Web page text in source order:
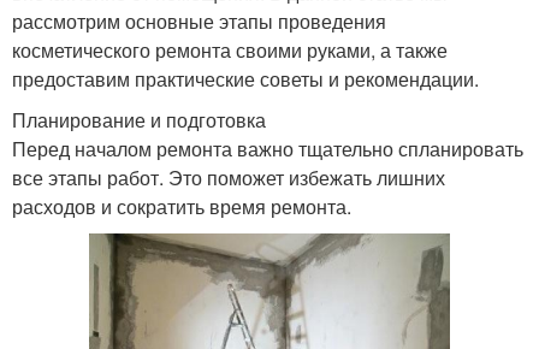
рассмотрим основные этапы проведения
косметического ремонта своими руками, а также
предоставим практические советы и рекомендации.
Планирование и подготовка
Перед началом ремонта важно тщательно спланировать
все этапы работ. Это поможет избежать лишних
расходов и сократить время ремонта.